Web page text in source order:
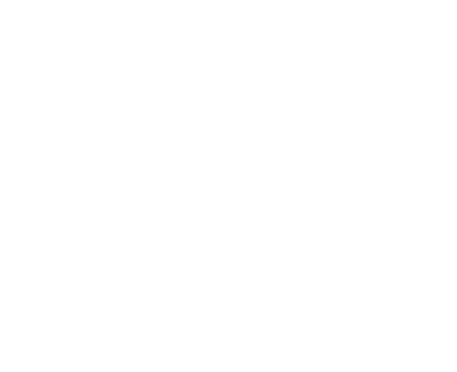
nebo suchý prášek. Nedoporučuje se